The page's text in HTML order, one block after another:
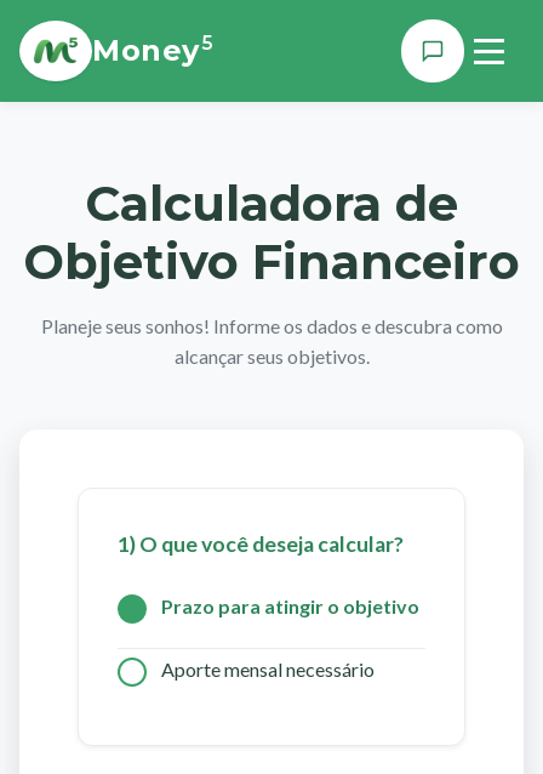
Money5
Calculadora de
Objetivo Financeiro
Planeje seus sonhos! Informe os dados e descubra como
alcançar seus objetivos.
1) O que você deseja calcular?
Prazo para atingir o objetivo
Aporte mensal necessário